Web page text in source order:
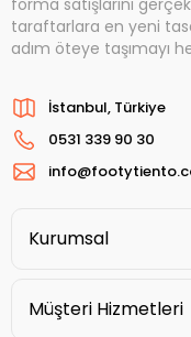
taraftarlara en yeni
adım öteye taşımayı
İstanbul, Türkiye
0531 339 90 30
Kurumsal
Müşteri Hizmetleri